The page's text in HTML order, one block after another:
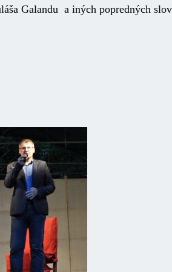
Galandu a iných popredných